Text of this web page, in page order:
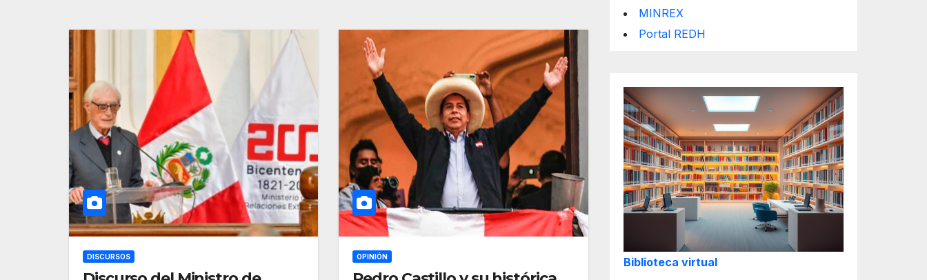
DISCURSOS OPINIÓN
MINREX
Portal REDH
Biblioteca virtual